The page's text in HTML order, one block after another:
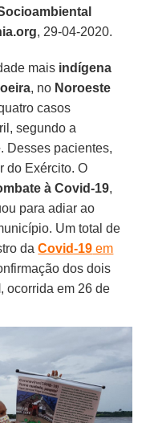
, 29-04-2020.
mais indígena
, no Noroeste
casos
segundo a
. Desses pacientes,
do Exército. O
à Covid-19,
para adiar ao
Um total de
daCovid-19 em
dos dois
, ocorrida em 26 de